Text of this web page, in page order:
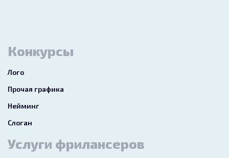
Конкурсы
Лого
Прочая графика
Нейминг
Слоган
Услуги фрилансеров